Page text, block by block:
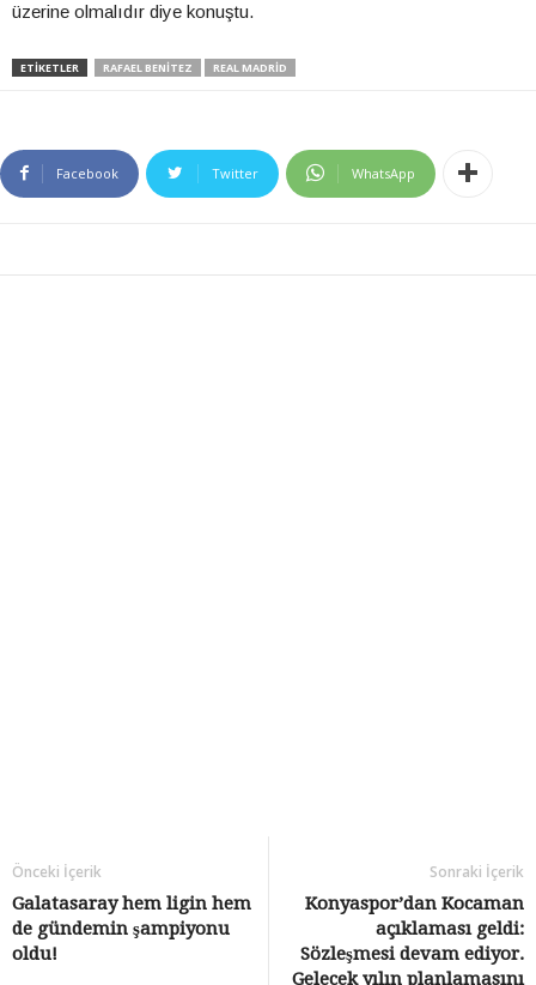
üzerine olmalıdır diye konuştu.
ETIKETLER RAFAEL BENITEZ REAL MADRID
Facebook Twitter WhatsApp
Önceki İçerik
Galatasaray hem ligin hem
de gündemin şampiyonu
oldu!
Sonraki İçerik
Konyaspor’dan Kocaman
açıklaması geldi:
Sözleşmesi devam ediyor.
Gelecek yılın planlamasını